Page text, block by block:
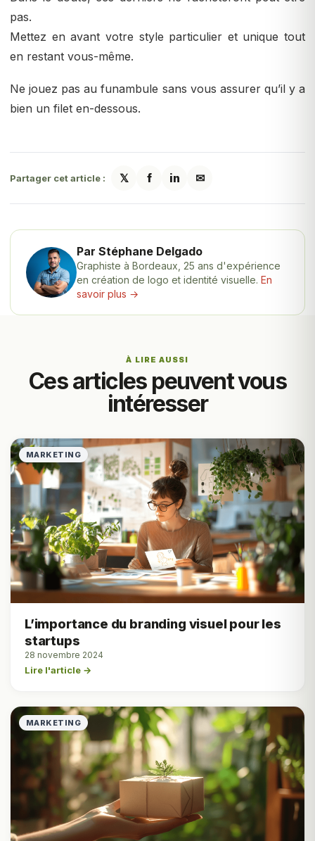
pas.
Mettez en avant votre style particulier et unique tout
en restant vous-même.
Ne jouez pas au funambule sans vous assurer qu’il y a
bien un filet en-dessous.
Partager cet article : 𝕏 f in ✉
Par Stéphane Delgado
Graphiste à Bordeaux, 25 ans d'expérience
en création de logo et identité visuelle. En
savoir plus →
À LIRE AUSSI
Ces articles peuvent vous
intéresser
MARKETING
L’importance du branding visuel pour les
startups
28 novembre 2024
Lire l'article →
MARKETING